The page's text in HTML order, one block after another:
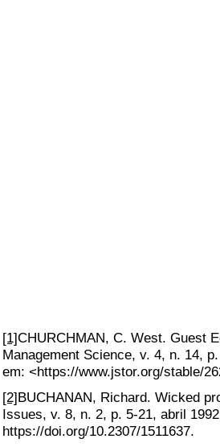
[1]CHURCHMAN, C. West. Guest
Management Science, v. 4, n. 14,
em: <https://www.jstor.org/stable/
[2]BUCHANAN, Richard. Wicked
Issues, v. 8, n. 2, p. 5-21, abril
https://doi.org/10.2307/1511637.